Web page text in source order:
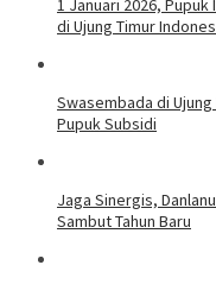
1 Januari 2026,
di Ujung Timur
Swasembada di
Pupuk Subsidi
Jaga Sinergis,
Sambut Tahun Baru